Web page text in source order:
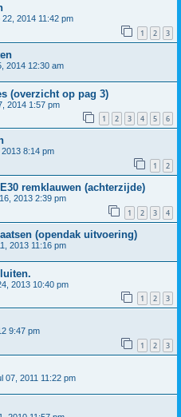
22, 2014 11:42 pm
1 2 3
2014 12:30 am
(overzicht op pag 3)
2014 1:57 pm
1 2 3 4 5 6
8:14 pm
1 2
remklauwen (achterzijde)
2013 2:39 pm
1 2 3 4
(opendak uitvoering)
2013 11:16 pm
2013 10:40 pm
1 2 3
9:47 pm
1 2 3
07, 2011 11:22 pm